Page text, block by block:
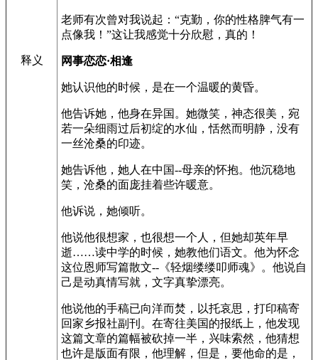
释义
老师有次曾对我说起：“克勤，你的性格脾气有一
点像我！”这让我感觉十分欣慰，真的！
网事恋恋·相逢
她认识他的时候，是在一个温暖的黄昏。
他告诉她，他身在异国。她微笑，神态很美，宛
若一朵细雨过后初绽的水仙，恬然而明静，没有
一丝沧桑的印迹。
她告诉他，她人在中国--母亲的怀抱。他沉稳地
笑，沧桑的面庞挂着些许暖意。
他诉说，她倾听。
他说他很想家，也很想一个人，但她却英年早
逝……读中学的时候，她教他们语文。他为怀念
这位恩师写篇散文--《轻烟缕缕叩师魂》。他说自
己是动真情写就，文字真挚漂亮。
他说他的手稿已向洋而焚，以托哀思，打印稿寄
回家乡报社副刊。在寄往美国的报纸上，他发现
这篇文章的篇幅被砍掉一半，兴味索然，他猜想
也许是版面有限，他理解，但是，要他命的是，